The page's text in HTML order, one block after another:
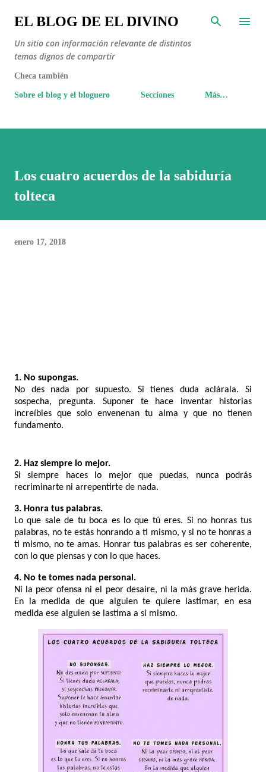
Ir al contenido principal
EL BLOG DE EL DIVINO
Un sitio con información relevante de distintos
temas dignos de compartir
Checa también
Sobre el blog y el bloguero Secciones Más…
Los cuatro acuerdos de la sabiduría
tolteca
enero 17, 2018
1. No supongas.
No des nada por supuesto. Si tienes duda aclárala. Si
sospecha, pregunta. Suponer te hace inventar historias
increíbles que solo envenenan tu alma y que no tienen
fundamento.
2. Haz siempre lo mejor.
Si siempre haces lo mejor que puedas, nunca podrás
recriminarte ni arrepentirte de nada.
3. Honra tus palabras.
Lo que sale de tu boca es lo que tú eres. Si no honras tus
palabras, no te estás honrando a ti mismo, y si no te honras a
ti mismo, no te amas. Honrar tus palabras es ser coherente,
con lo que piensas y con lo que haces.
4. No te tomes nada personal.
Ni la peor ofensa ni el peor desaire, ni la más grave herida.
En la medida de que alguien te quiere lastimar, en esa
medida ese alguien se lastima a si mismo.